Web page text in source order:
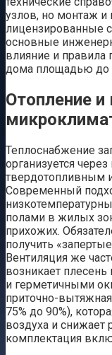
узлов, но монтаж
лицензированные
основные
влияние и правила
дома площадью до
Отопление и
Теплоснабжение
организуется
твердотопливным
Современный
полами в жилых
прихожих.
получить
Вентиляция же
возникает
и герметичными
приточно-
75% до 90%),
воздуха и снижает
комплектация